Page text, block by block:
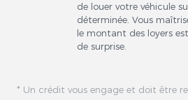
de louer votre véhicule
déterminée. Vous
le montant des loyers
de surprise.
* Un crédit vous engage et doit être